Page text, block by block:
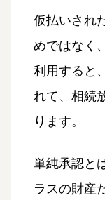
仮払いされ
めではなく
利用すると、
れて、相続
ります。
単純承認と
ラスの財産